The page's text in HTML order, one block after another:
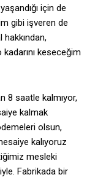
için de
gibi işveren de
keseceğim
8 saatle kalmıyor,
kalmak
olsun,
kalıyoruz
mesleki
Fabrikada bir